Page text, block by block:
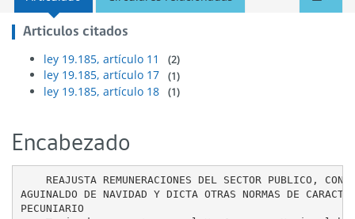
Articulos citados
ley 19.185, artículo 11
(2)
ley 19.185, artículo 17 (1)
ley 19.185, artículo 18 (1)
Encabezado
REAJUSTA REMUNERACIONES DEL SECTOR PUBLICO,
AGUINALDO DE NAVIDAD Y DICTA OTRAS NORMAS DE
PECUNIARIO